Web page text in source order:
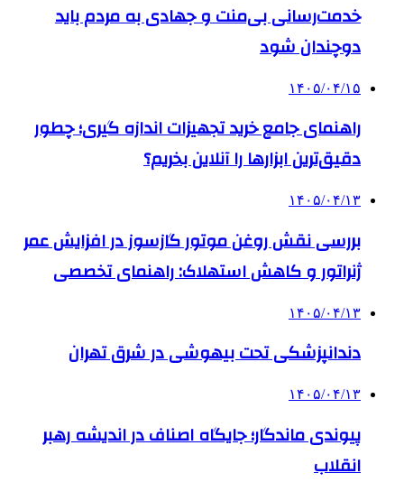
خدمت‌رسانی بی‌منت و جهادی به مردم باید
دوچندان شود
۱۴۰۵/۰۴/۱۵
راهنمای جامع خرید تجهیزات اندازه گیری؛ چطور
دقیق‌ترین ابزارها را آنلاین بخریم؟
۱۴۰۵/۰۴/۱۳
بررسی نقش روغن موتور گازسوز در افزایش عمر
ژنراتور و کاهش استهلاک: راهنمای تخصصی
۱۴۰۵/۰۴/۱۳
دندانپزشکی تحت بیهوشی در شرق تهران
۱۴۰۵/۰۴/۱۳
پیوندی ماندگار؛ جایگاه اصناف در اندیشه رهبر
انقلاب